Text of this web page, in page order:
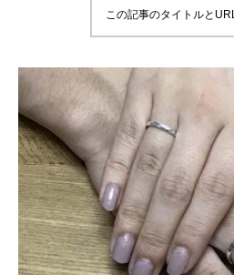
この記事のタイトルと